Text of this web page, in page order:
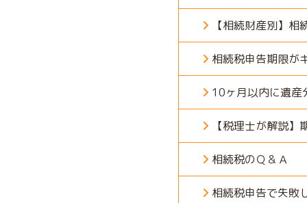
【相続財産別】
相続税申告期限が
10ヶ月以内に遺産
【税理士が解説
相続税のＱ＆Ａ
相続税申告で失敗